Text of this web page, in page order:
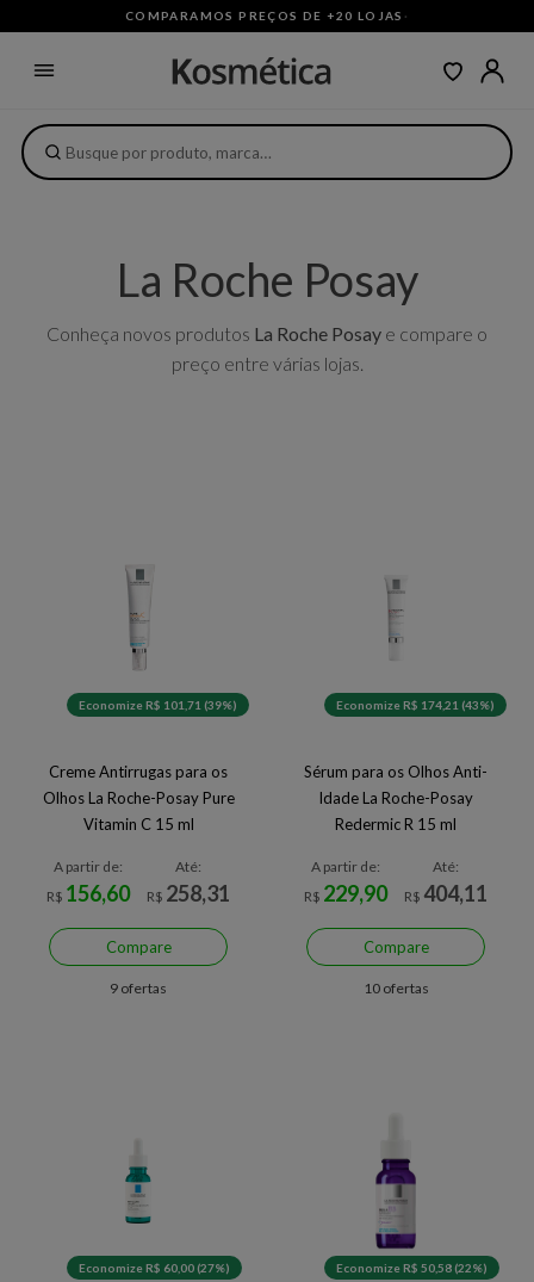
COMPARAMOS PREÇOS DE +20 LOJAS ·
La Roche Posay
Conheça novos produtos La Roche Posay e compare o
preço entre várias lojas.
Economize R$ 101,71 (39%)
Creme Antirrugas para os
Olhos La Roche-Posay Pure
Vitamin C 15 ml
A partir de:
R$ 156,60
Até:
R$ 258,31
Compare
9 ofertas
Economize R$ 174,21 (43%)
Sérum para os Olhos Anti-
Idade La Roche-Posay
Redermic R 15 ml
A partir de:
R$ 229,90
Até:
R$ 404,11
Compare
10 ofertas
Economize R$ 60,00 (27%) Economize R$ 50,58 (22%)